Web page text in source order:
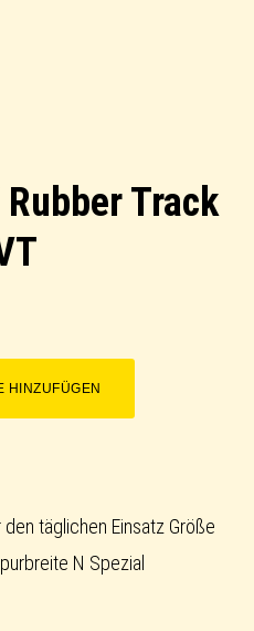
Track
HINZUFÜGEN
täglichen Einsatz Größe
N Spezial